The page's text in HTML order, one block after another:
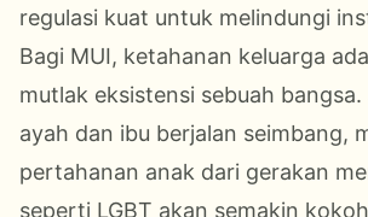
regulasi kuat untuk melindungi
Bagi MUI, ketahanan keluarga
mutlak eksistensi sebuah
ayah dan ibu berjalan seimbang,
pertahanan anak dari gerakan
seperti LGBT akan semakin